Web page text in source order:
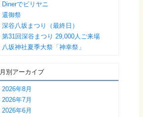
Dinerでビリヤニ
還御祭
深谷八坂まつり（最終日）
第31回深谷まつり 29,000人ご来場
八坂神社夏季大祭「神幸祭」
月別アーカイブ
2026年8月
2026年7月
2026年6月